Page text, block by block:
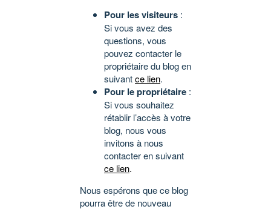
Pour les visiteurs :
Si vous avez des
questions, vous
pouvez contacter le
propriétaire du blog en
suivantce lien.
Pour le propriétaire :
Si vous souhaitez
rétablir l’accès à votre
blog, nous vous
invitons à nous
contacter en suivant
ce lien.
Nous espérons que ce blog
pourra être de nouveau